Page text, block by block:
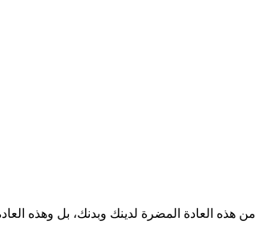
هذه العادة المضرة لدينك وبدنك، بل وهذه